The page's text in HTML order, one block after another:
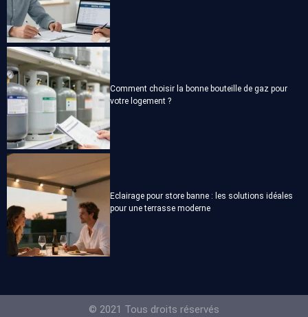
Comment choisir la bonne bouteille de gaz pour
votre logement ?
Eclairage pour store banne : les solutions idéales
pour une terrasse moderne
© 2021 Tous droits réservés